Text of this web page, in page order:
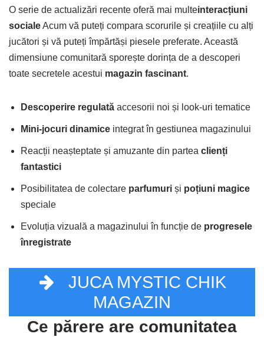
O serie de actualizări recente oferă mai multeinteracțiuni
socialeAcum vă puteți compara scorurile și creațiile cu alți
jucători și vă puteți împărtăși piesele preferate. Această
dimensiune comunitară sporește dorința de a descoperi
toate secretele acestui magazin fascinant.
Descoperire regulată accesorii noi și look-uri tematice
Mini-jocuri dinamice integrat în gestiunea magazinului
Reacții neașteptate și amuzante din partea clienți
fantastici
Posibilitatea de colectare parfumuri și poțiuni magice
speciale
Evoluția vizuală a magazinului în funcție de progresele
înregistrate
JUCA MYSTIC CHIK
MAGAZIN
Ce părere are comunitatea